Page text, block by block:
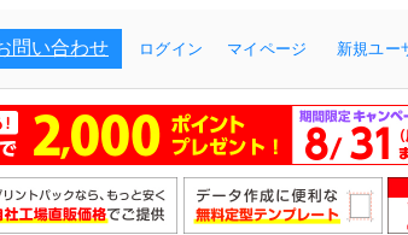
問い合わせ ログイン マイページ 新規ユー